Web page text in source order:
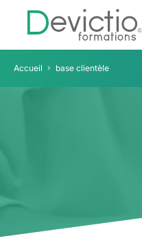
Accueil base clientèle